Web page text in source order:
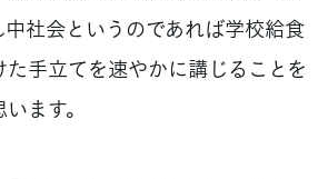
社会というのであれば学校給食
手立てを速やかに講じることを
ます。